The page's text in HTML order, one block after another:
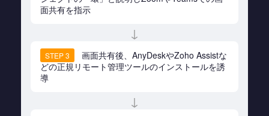
面共有を指示
↓
STEP 3
画面共有後、AnyDeskやZoho Assistな
どの正規リモート管理ツールのインストールを誘
導
↓